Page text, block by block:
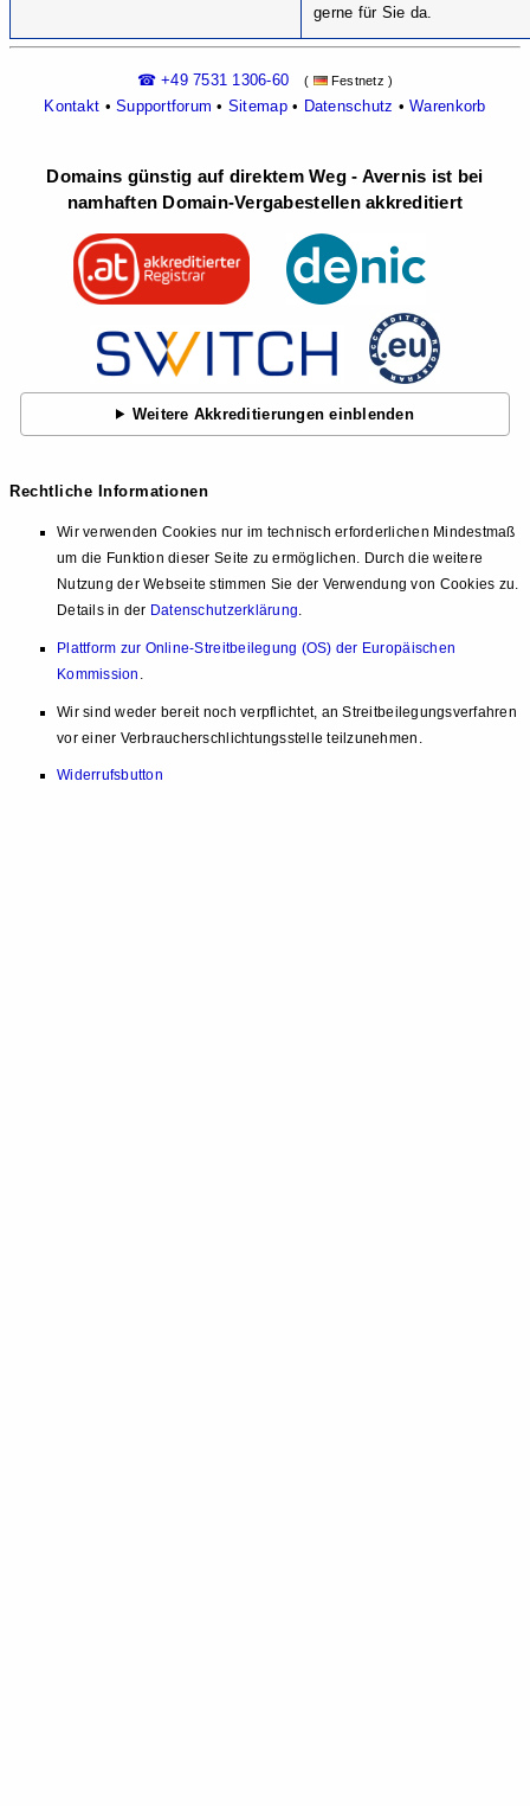
gerne für Sie da.
☎ +49 7531 1306-60 ( Festnetz )
Kontakt •Supportforum • Sitemap• Datenschutz •Warenkorb
Domains günstig auf direktem Weg - Avernis ist bei
namhaften Domain-Vergabestellen akkreditiert
Weitere Akkreditierungen einblenden
Rechtliche Informationen
Wir verwenden Cookies nur im technisch erforderlichen Mindestmaß
um die Funktion dieser Seite zu ermöglichen. Durch die weitere
Nutzung der Webseite stimmen Sie der Verwendung von Cookies zu.
Details in der Datenschutzerklärung.
Plattform zur Online-Streitbeilegung (OS) der Europäischen
Kommission .
Wir sind weder bereit noch verpflichtet, an Streitbeilegungsverfahren
vor einer Verbraucherschlichtungsstelle teilzunehmen.
Widerrufsbutton